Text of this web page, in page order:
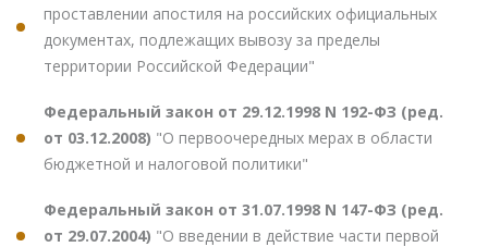
проставлении апостиля на российских официальных
документах, подлежащих вывозу за пределы
территории Российской Федерации"
Федеральный закон от 29.12.1998 N 192-ФЗ (ред.
от 03.12.2008) "О первоочередных мерах в области
бюджетной и налоговой политики"
Федеральный закон от 31.07.1998 N 147-ФЗ (ред.
от 29.07.2004) "О введении в действие части первой